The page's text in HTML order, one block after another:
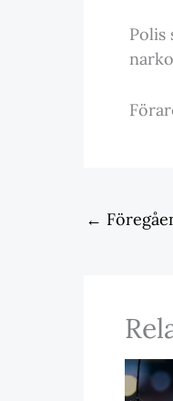
Polis
←